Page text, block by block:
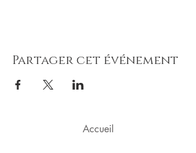
Partager cet événement
Accueil